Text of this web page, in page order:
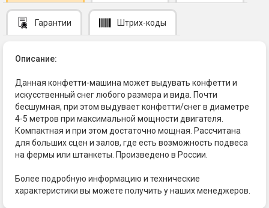
Гарантии Штрих-коды
Описание:
Данная конфетти-машина может выдувать конфетти и
искусственный снег любого размера и вида. Почти
бесшумная, при этом выдувает конфетти/снег в диаметре
4-5 метров при максимальной мощности двигателя.
Компактная и при этом достаточно мощная. Рассчитана
для больших сцен и залов, где есть возможность подвеса
на фермы или штанкеты. Произведено в России.
Более подробную информацию и технические
характеристики вы можете получить у наших менеджеров.